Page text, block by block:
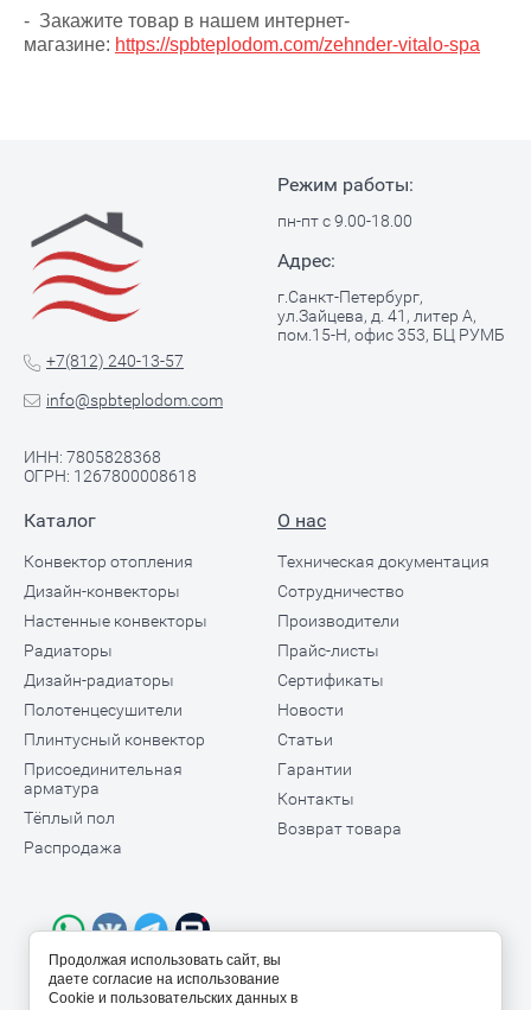
- Закажите товар в нашем интернет-
магазине: https://spbteplodom.com/zehnder-vitalo-spa
+7(812) 240-13-57
info@spbteplodom.com
ИНН: 7805828368
ОГРН: 1267800008618
Режим работы:
пн-пт с 9.00-18.00
Адрес:
г.Санкт-Петербург,
ул.Зайцева, д. 41, литер А,
пом.15-Н, офис 353, БЦ РУМБ
Каталог
Конвектор отопления
Дизайн-конвекторы
Настенные конвекторы
Радиаторы
Дизайн-радиаторы
Полотенцесушители
Плинтусный конвектор
Присоединительная
арматура
Тёплый пол
Распродажа
О нас
Техническая документация
Сотрудничество
Производители
Прайс-листы
Сертификаты
Новости
Статьи
Гарантии
Контакты
Возврат товара
Продолжая использовать сайт, вы
даете согласие на использование
Cookie и пользовательских данных в